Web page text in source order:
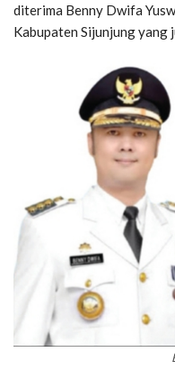
diterima Benny Dwifa
Kabupaten Sijunjung yang